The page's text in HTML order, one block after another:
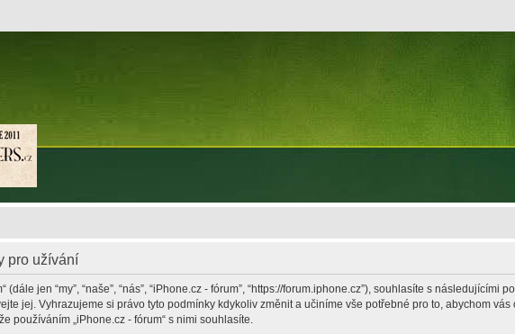
pro užívání
(dále jen “my”, “naše”, “nás”, “iPhone.cz - fórum”, “https://forum.iphone.cz”), souhlasíte s
jej. Vyhrazujeme si právo tyto podmínky kdykoliv změnit a učiníme vše potřebné pro to, abychom
používáním „iPhone.cz - fórum“ s nimi souhlasíte.